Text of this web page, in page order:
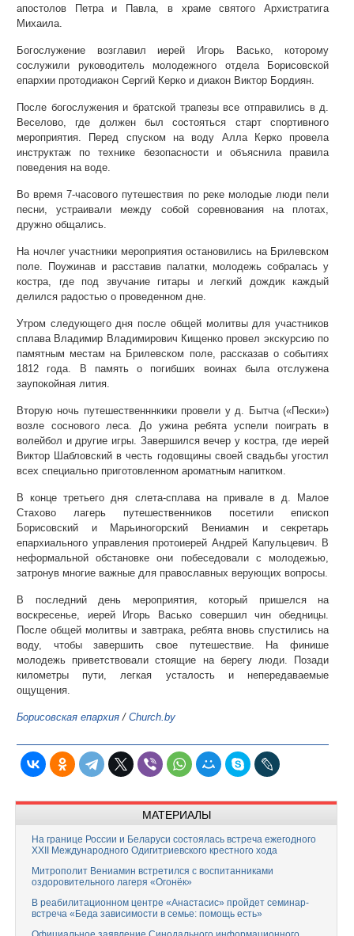
апостолов Петра и Павла, в храме святого Архистратига
Михаила.
Богослужение возглавил иерей Игорь Васько, которому
сослужили руководитель молодежного отдела Борисовской
епархии протодиакон Сергий Керко и диакон Виктор Бордиян.
После богослужения и братской трапезы все отправились в д.
Веселово, где должен был состояться старт спортивного
мероприятия. Перед спуском на воду Алла Керко провела
инструктаж по технике безопасности и объяснила правила
поведения на воде.
Во время 7-часового путешествия по реке молодые люди пели
песни, устраивали между собой соревнования на плотах,
дружно общались.
На ночлег участники мероприятия остановились на Брилевском
поле. Поужинав и расставив палатки, молодежь собралась у
костра, где под звучание гитары и легкий дождик каждый
делился радостью о проведенном дне.
Утром следующего дня после общей молитвы для участников
сплава Владимир Владимирович Кищенко провел экскурсию по
памятным местам на Брилевском поле, рассказав о событиях
1812 года. В память о погибших воинах была отслужена
заупокойная лития.
Вторую ночь путешественннкики провели у д. Бытча («Пески»)
возле соснового леса. До ужина ребята успели поиграть в
волейбол и другие игры. Завершился вечер у костра, где иерей
Виктор Шабловский в честь годовщины своей свадьбы угостил
всех специально приготовленном ароматным напитком.
В конце третьего дня слета-сплава на привале в д. Малое
Стахово лагерь путешественников посетили епископ
Борисовский и Марьиногорский Вениамин и секретарь
епархиального управления протоиерей Андрей Капульцевич. В
неформальной обстановке они побеседовали с молодежью,
затронув многие важные для православных верующих вопросы.
В последний день мероприятия, который пришелся на
воскресенье, иерей Игорь Васько совершил чин обедницы.
После общей молитвы и завтрака, ребята вновь спустились на
воду, чтобы завершить свое путешествие. На финише
молодежь приветствовали стоящие на берегу люди. Позади
километры пути, легкая усталость и непередаваемые
ощущения.
Борисовская епархия / Church.by
МАТЕРИАЛЫ
На границе России и Беларуси состоялась встреча ежегодного
XXII Международного Одигитриевского крестного хода
Митрополит Вениамин встретился с воспитанниками
оздоровительного лагеря «Огонёк»
В реабилитационном центре «Анастасис» пройдет семинар-
встреча «Беда зависимости в семье: помощь есть»